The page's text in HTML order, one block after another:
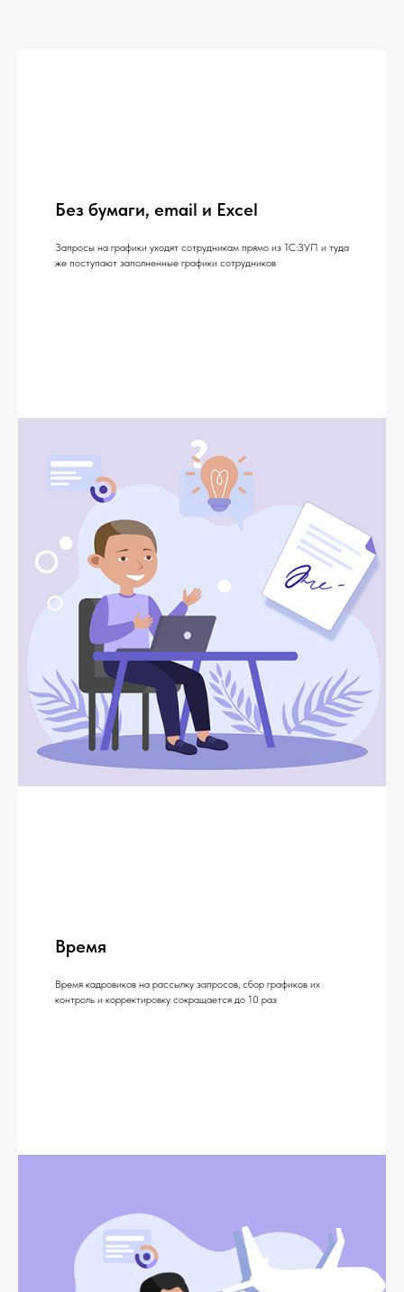
Без бумаги, email и Excel
Запросы на графики уходят сотрудникам прямо из 1С:ЗУП и туда
же поступают заполненные графики сотрудников
Время
Время кадровиков на рассылку запросов, сбор графиков их
контроль и корректировку сокращается до 10 раз